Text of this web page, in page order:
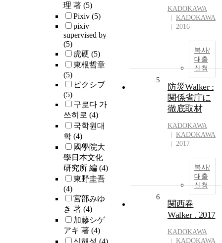
理 著 (5)
Pixiv (5)
pixiv
supervised by
(5)
虎硬 (5)
東根哲章
(5)
ピクシブ
(5)
구로다 가
쓰히로 (4)
국학원대
학 (4)
國學院大
學日本文化
研究所 編 (4)
東野圭吾
(4)
宮部みゆ
き 著 (4)
加藤シゲ
アキ 著 (4)
KADOKAWA
KADOKAWA
2016
복사/
대출
신청
5
防災Walker :
関係省庁に
徹底取材
KADOKAWA
KADOKAWA
2017
복사/
대출
신청
6
関西春
Walker . 2017
KADOKAWA
KADOKAWA